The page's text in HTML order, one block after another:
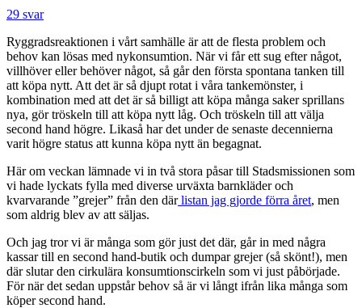
29 svar
Ryggradsreaktionen i vårt samhälle är att de flesta problem och
behov kan lösas med nykonsumtion. När vi får ett sug efter något,
villhöver eller behöver något, så går den första spontana tanken till
att köpa nytt. Att det är så djupt rotat i våra tankemönster, i
kombination med att det är så billigt att köpa många saker sprillans
nya, gör tröskeln till att köpa nytt låg. Och tröskeln till att välja
second hand högre. Likaså har det under de senaste decennierna
varit högre status att kunna köpa nytt än begagnat.
Här om veckan lämnade vi in två stora påsar till Stadsmissionen som
vi hade lyckats fylla med diverse urväxta barnkläder och
kvarvarande ”grejer” från den därlistan jag gjorde förra året, men
som aldrig blev av att säljas.
Och jag tror vi är många som gör just det där, går in med några
kassar till en second hand-butik och dumpar grejer (så skönt!), men
där slutar den cirkulära konsumtionscirkeln som vi just påbörjade.
För när det sedan uppstår behov så är vi långt ifrån lika många som
köper second hand.